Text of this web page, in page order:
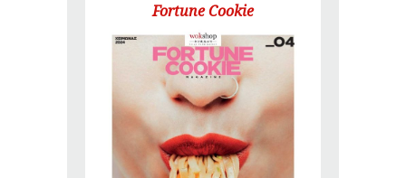
Fortune Cookie